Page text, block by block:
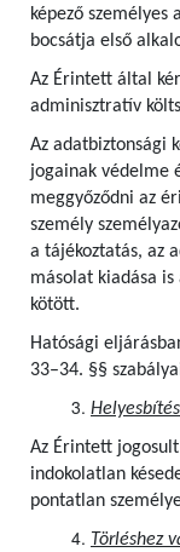
képező
bocsátja első
Az Érintett által
adminisztratív
Az adatbiztonsági
jogainak védelme
meggyőződni az
személy
a tájékoztatás, az
másolat kiadása
kötött.
Hatósági
33–34. §§
Az Érintett
indokolatlan
pontatlan
Törléshez